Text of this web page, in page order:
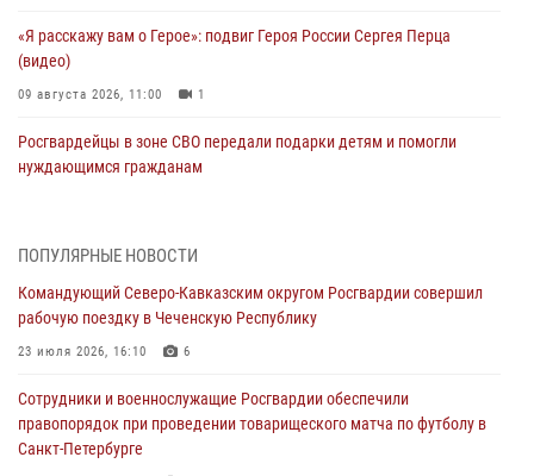
«Я расскажу вам о Герое»: подвиг Героя России Сергея Перца
(видео)
09 августа 2026, 11:00 1
Росгвардейцы в зоне СВО передали подарки детям и помогли
нуждающимся гражданам
В Чеченской Республике пожарные расчеты Росгвардии и МЧС
09 августа 2026, 08:00
В Центральных регионах России продолжается ведомственная
09 августа 2026, 08:00
Лучшие футбольные команды Южного округа Росгвардии
ПОПУЛЯРНЫЕ НОВОСТИ
Командующий Северо-Кавказским округом Росгвардии совершил
рабочую поездку в Чеченскую Республику
23 июля 2026, 16:10 6
Сотрудники и военнослужащие Росгвардии обеспечили
правопорядок при проведении товарищеского матча по футболу в
Санкт-Петербурге